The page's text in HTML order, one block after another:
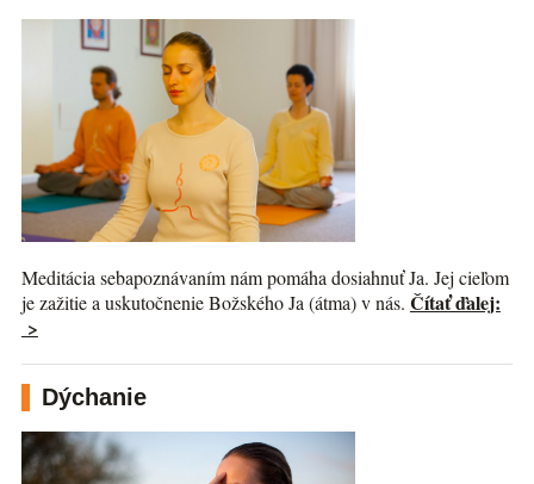
Meditácia sebapoznávaním nám pomáha dosiahnuť Ja. Jej cieľom
je zažitie a uskutočnenie Božského Ja (átma) v nás. Čítať ďalej:
>
Dýchanie